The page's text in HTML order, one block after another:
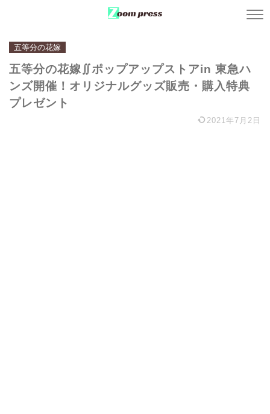
五等分の花嫁
五等分の花嫁∬ポップアップストアin 東急ハ
ンズ開催！オリジナルグッズ販売・購入特典
プレゼント
2021年7月2日